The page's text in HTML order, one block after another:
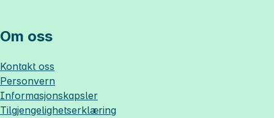
Om oss
Kontakt oss
Personvern
Informasjonskapsler
Tilgjengelighetserklæring